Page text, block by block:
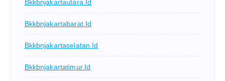
Bkkbnjakartautara.id
Bkkbnjakartabarat.id
Bkkbnjakartaselatan.id
Bkkbnjakartatimur.id